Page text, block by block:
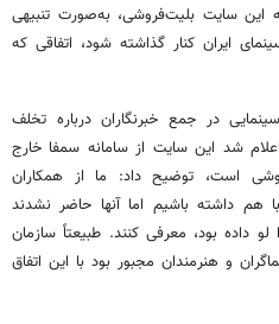
سایت بلیت‌فروشی، به‌صورت تنبیهی
ایران کنار گذاشته شود، اتفاقی که
در جمع خبرنگاران درباره تخلف
شد این سایت از سامانه سمفا خارج
است، توضیح داد: ما از همکاران
هم داشته باشیم اما آنها حاضر نشدند
داده بود، معرفی کنند. طبیعتاً سازمان
و هنرمندان مجبور بود با این اتفاق